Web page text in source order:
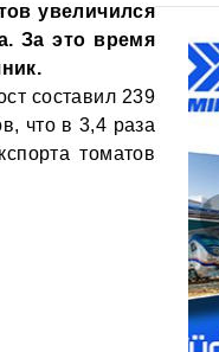
увеличился
За это время
составил 239
что в 3,4 раза
томатов